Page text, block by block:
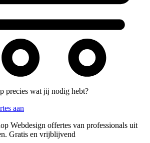
precies wat jij nodig hebt?
aan
Webdesign offertes van professionals uit
Gratis en vrijblijvend